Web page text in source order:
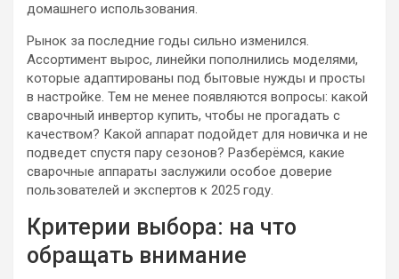
домашнего использования.
Рынок за последние годы сильно изменился.
Ассортимент вырос, линейки пополнились моделями,
которые адаптированы под бытовые нужды и просты
в настройке. Тем не менее появляются вопросы: какой
сварочный инвертор купить, чтобы не прогадать с
качеством? Какой аппарат подойдет для новичка и не
подведет спустя пару сезонов? Разберёмся, какие
сварочные аппараты заслужили особое доверие
пользователей и экспертов к 2025 году.
Критерии выбора: на что
обращать внимание